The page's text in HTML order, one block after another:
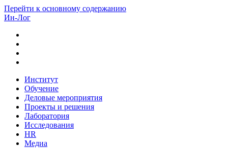
Перейти к основному содержанию
Ин-Лог
Институт
Обучение
Деловые мероприятия
Проекты и решения
Лаборатория
Исследования
HR
Медиа